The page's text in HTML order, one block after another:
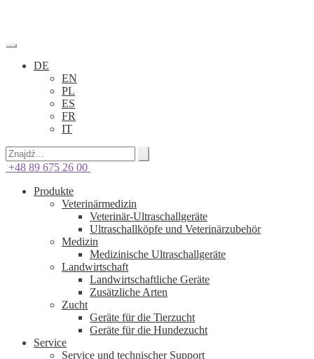
DE
EN
PL
ES
FR
IT
+48 89 675 26 00
Produkte
Veterinärmedizin
Veterinär-Ultraschallgeräte
Ultraschallköpfe und Veterinärzubehör
Medizin
Medizinische Ultraschallgeräte
Landwirtschaft
Landwirtschaftliche Geräte
Zusätzliche Arten
Zucht
Geräte für die Tierzucht
Geräte für die Hundezucht
Service
Service und technischer Support